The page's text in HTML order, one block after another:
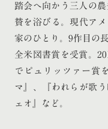
踏会へ向かう三人の
賛を浴びる。現代ア
家のひとり。9作目の
全米図書賞を受賞。
でピュリッツァー賞
マ』、『われらが歌
ェオ』など。